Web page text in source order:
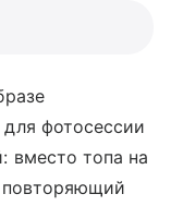
фотосессии
вместо топа на
повторяющий